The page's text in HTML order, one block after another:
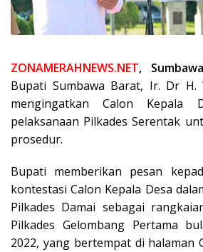
ZONAMERAHNEWS.NET,
Bupati Sumbawa Barat, Ir. Dr H.
mengingatkan Calon Kepala
pelaksanaan Pilkades Serentak
prosedur.
Bupati memberikan pesan
kontestasi Calon Kepala Desa
Pilkades Damai sebagai
Pilkades Gelombang Pertama
2022, yang bertempat di halaman